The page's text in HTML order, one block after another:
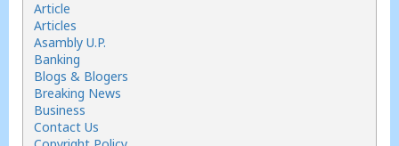
Article
Articles
Asambly U.P.
Banking
Blogs & Blogers
Breaking News
Business
Contact Us